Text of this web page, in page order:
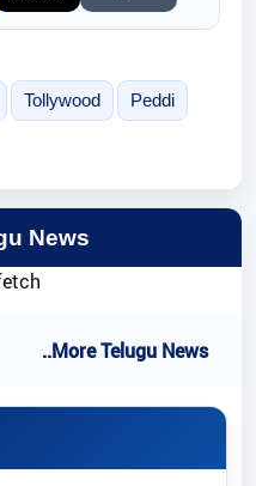
Tollywood Peddi
News
..More Telugu News